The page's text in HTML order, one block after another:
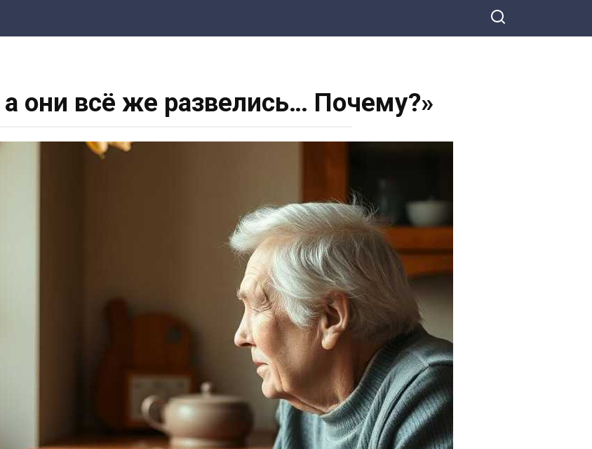
они всё же развелись… Почему?»